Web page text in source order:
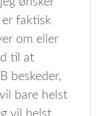
faktisk
om eller
til at
beskeder,
bare helst